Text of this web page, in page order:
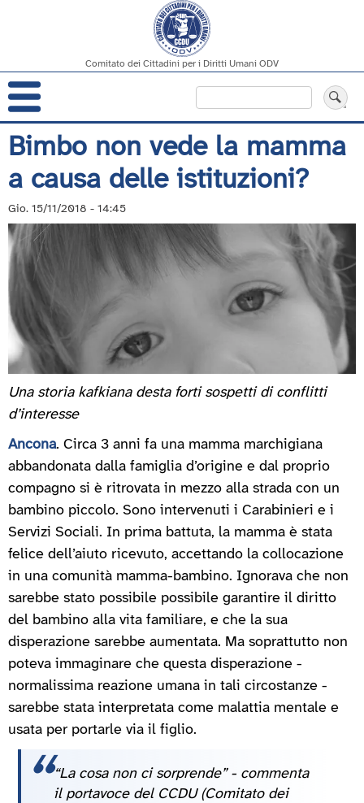
Salta
al
contenuto
principale
Comitato dei Cittadini per i Diritti Umani ODV
Navigazione
principale
Bimbo non vede la mamma
a causa delle istituzioni?
Gio. 15/11/2018 - 14:45
Una storia kafkiana desta forti sospetti di conflitti
d’interesse
Ancona. Circa 3 anni fa una mamma marchigiana
abbandonata dalla famiglia d’origine e dal proprio
compagno si è ritrovata in mezzo alla strada con un
bambino piccolo. Sono intervenuti i Carabinieri e i
Servizi Sociali. In prima battuta, la mamma è stata
felice dell’aiuto ricevuto, accettando la collocazione
in una comunità mamma-bambino. Ignorava che non
sarebbe stato possibile possibile garantire il diritto
del bambino alla vita familiare, e che la sua
disperazione sarebbe aumentata. Ma soprattutto non
poteva immaginare che questa disperazione -
normalissima reazione umana in tali circostanze -
sarebbe stata interpretata come malattia mentale e
usata per portarle via il figlio.
“La cosa non ci sorprende” - commenta
il portavoce del CCDU (Comitato dei